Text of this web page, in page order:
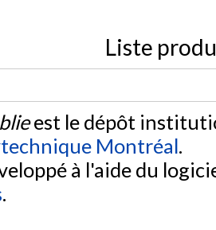
Liste
est le dépôt
Montréal.
à l'aide du
.